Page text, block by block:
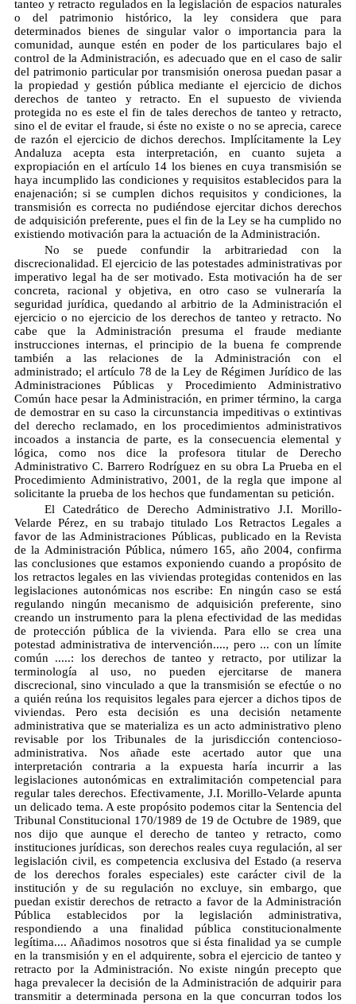
tanteo y retracto regulados en la legislación de espacios naturales
o del patrimonio histórico, la ley considera que para
determinados bienes de singular valor o importancia para la
comunidad, aunque estén en poder de los particulares bajo el
control de la Administración, es adecuado que en el caso de salir
del patrimonio particular por transmisión onerosa puedan pasar a
la propiedad y gestión pública mediante el ejercicio de dichos
derechos de tanteo y retracto. En el supuesto de vivienda
protegida no es este el fin de tales derechos de tanteo y retracto,
sino el de evitar el fraude, si éste no existe o no se aprecia, carece
de razón el ejercicio de dichos derechos. Implícitamente la Ley
Andaluza acepta esta interpretación, en cuanto sujeta a
expropiación en el artículo 14 los bienes en cuya transmisión se
haya incumplido las condiciones y requisitos establecidos para la
enajenación; si se cumplen dichos requisitos y condiciones, la
transmisión es correcta no pudiéndose ejercitar dichos derechos
de adquisición preferente, pues el fin de la Ley se ha cumplido no
existiendo motivación para la actuación de la Administración.
No se puede confundir la arbitrariedad con la
discrecionalidad. El ejercicio de las potestades administrativas por
imperativo legal ha de ser motivado. Esta motivación ha de ser
concreta, racional y objetiva, en otro caso se vulneraría la
seguridad jurídica, quedando al arbitrio de la Administración el
ejercicio o no ejercicio de los derechos de tanteo y retracto. No
cabe que la Administración presuma el fraude mediante
instrucciones internas, el principio de la buena fe comprende
también a las relaciones de la Administración con el
administrado; el artículo 78 de la Ley de Régimen Jurídico de las
Administraciones Públicas y Procedimiento Administrativo
Común hace pesar la Administración, en primer término, la carga
de demostrar en su caso la circunstancia impeditivas o extintivas
del derecho reclamado, en los procedimientos administrativos
incoados a instancia de parte, es la consecuencia elemental y
lógica, como nos dice la profesora titular de Derecho
Administrativo C. Barrero Rodríguez en su obra La Prueba en el
Procedimiento Administrativo, 2001, de la regla que impone al
solicitante la prueba de los hechos que fundamentan su petición.
El Catedrático de Derecho Administrativo J.I. Morillo-
Velarde Pérez, en su trabajo titulado Los Retractos Legales a
favor de las Administraciones Públicas, publicado en la Revista
de la Administración Pública, número 165, año 2004, confirma
las conclusiones que estamos exponiendo cuando a propósito de
los retractos legales en las viviendas protegidas contenidos en las
legislaciones autonómicas nos escribe: En ningún caso se está
regulando ningún mecanismo de adquisición preferente, sino
creando un instrumento para la plena efectividad de las medidas
de protección pública de la vivienda. Para ello se crea una
potestad administrativa de intervención...., pero ... con un límite
común .....: los derechos de tanteo y retracto, por utilizar la
terminología al uso, no pueden ejercitarse de manera
discrecional, sino vinculado a que la transmisión se efectúe o no
a quién reúna los requisitos legales para ejercer a dichos tipos de
viviendas. Pero esta decisión es una decisión netamente
administrativa que se materializa es un acto administrativo pleno
revisable por los Tribunales de la jurisdicción contencioso-
administrativa. Nos añade este acertado autor que una
interpretación contraria a la expuesta haría incurrir a las
legislaciones autonómicas en extralimitación competencial para
regular tales derechos. Efectivamente, J.I. Morillo-Velarde apunta
un delicado tema. A este propósito podemos citar la Sentencia del
Tribunal Constitucional 170/1989 de 19 de Octubre de 1989, que
nos dijo que aunque el derecho de tanteo y retracto, como
instituciones jurídicas, son derechos reales cuya regulación, al ser
legislación civil, es competencia exclusiva del Estado (a reserva
de los derechos forales especiales) este carácter civil de la
institución y de su regulación no excluye, sin embargo, que
puedan existir derechos de retracto a favor de la Administración
Pública establecidos por la legislación administrativa,
respondiendo a una finalidad pública constitucionalmente
legítima.... Añadimos nosotros que si ésta finalidad ya se cumple
en la transmisión y en el adquirente, sobra el ejercicio de tanteo y
retracto por la Administración. No existe ningún precepto que
haga prevalecer la decisión de la Administración de adquirir para
transmitir a determinada persona en la que concurran todos los